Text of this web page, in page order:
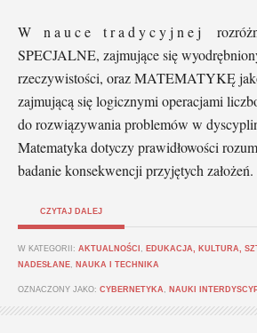
W n a u c e t r a d y c y j n e j
SPECJALNE, zajmujące się
rzeczywistości, oraz MATEMATYKĘ
zajmującą się logicznymi operacjami
do rozwiązywania problemów w
Matematyka dotyczy prawidłowości
badanie konsekwencji przyjętych
CZYTAJ DALEJ
W KATEGORII: AKTUALNOŚCI EDUKACJA, KULTURA,
NADESŁANE
NAUKA I TECHNIKA
OZNACZONY JAKO: CYBERNETYKA NAUKI